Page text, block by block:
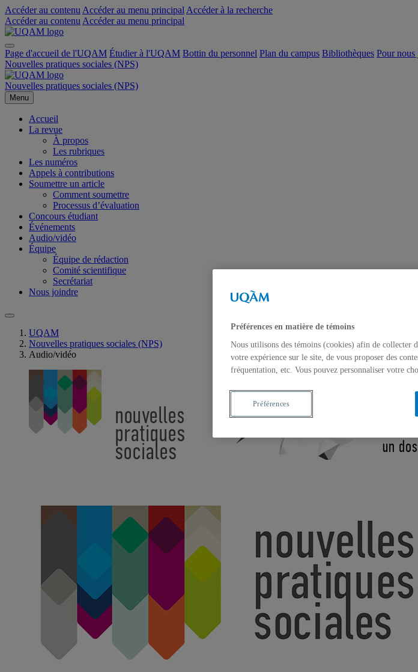
Accéder au contenu Accéder au menu principal Accéder à la recherche
Accéder au contenu Accéder au menu principal
Page d'accueil de l'UQAM Étudier à l'UQAM Bottin du personnel Plan du campus Bibliothèques Pour nous
Nouvelles pratiques sociales (NPS)
Nouvelles pratiques sociales (NPS)
Menu
Accueil
La revue
À propos
Les rubriques
Les numéros
Appels à contributions
Soumettre un article
Comment soumettre
Processus d’évaluation
Concours étudiant
Événements
Audio/vidéo
Équipe
Équipe de rédaction
Comité scientifique
Secrétariat
Nous joindre
UQAM
Nouvelles pratiques sociales (NPS)
Audio/vidéo
Préférences en matière de témoins
Nous utilisons des témoins (cookies) afin de collecter
votre expérience sur le site, de vous proposer des
fréquentation, etc. Vous pouvez personnaliser votre
Préférences